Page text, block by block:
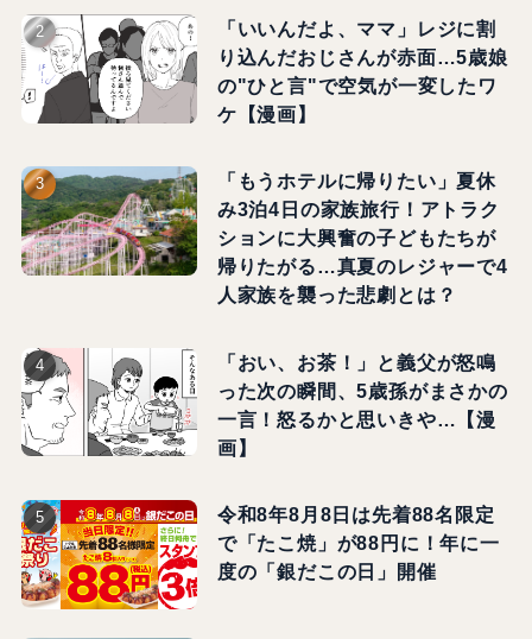
「いいんだよ、ママ」レジに割
り込んだおじさんが赤面…5歳娘
の"ひと言"で空気が一変したワ
ケ【漫画】
「もうホテルに帰りたい」夏休
み3泊4日の家族旅行！アトラク
ションに大興奮の子どもたちが
帰りたがる…真夏のレジャーで4
人家族を襲った悲劇とは？
「おい、お茶！」と義父が怒鳴
った次の瞬間、5歳孫がまさかの
一言！怒るかと思いきや…【漫
画】
令和8年8月8日は先着88名限定
で「たこ焼」が88円に！年に一
度の「銀だこの日」開催